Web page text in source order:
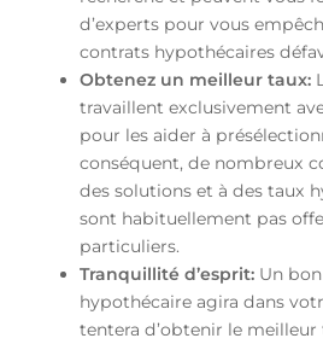
d’experts pour vous
contrats hypothécaires
Obtenez un meilleur taux:
travaillent exclusivement
pour les aider à
conséquent, de nombreux
des solutions et à des taux
sont habituellement pas
particuliers.
Tranquillité d’esprit:Un
hypothécaire agira dans
tentera d’obtenir le